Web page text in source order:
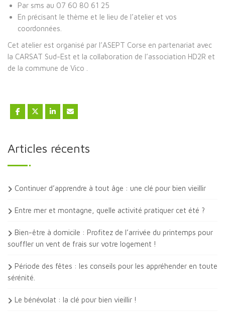
Par sms au 07 60 80 61 25
En précisant le thème et le lieu de l’atelier et vos
coordonnées.
Cet atelier est organisé par l’ASEPT Corse en partenariat avec
la CARSAT Sud-Est et la collaboration de l’association HD2R et
de la commune de Vico .
Articles récents
Continuer d’apprendre à tout âge : une clé pour bien vieillir
Entre mer et montagne, quelle activité pratiquer cet été ?
Bien-être à domicile : Profitez de l’arrivée du printemps pour
souffler un vent de frais sur votre logement !
Période des fêtes : les conseils pour les appréhender en toute
sérénité.
Le bénévolat : la clé pour bien vieillir !